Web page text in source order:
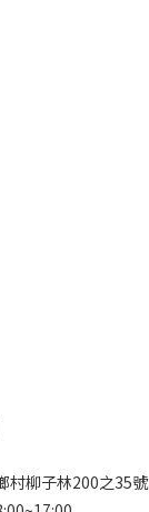
村柳子林200之35號